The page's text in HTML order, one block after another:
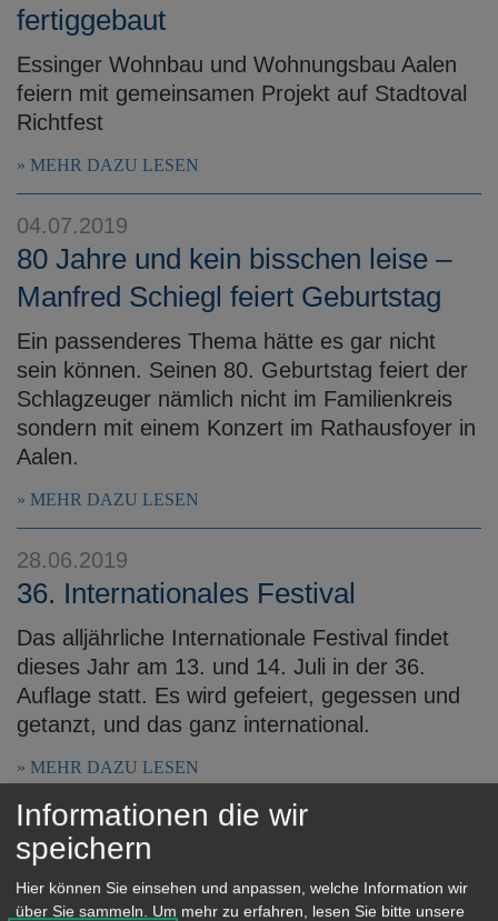
fertiggebaut
Essinger Wohnbau und Wohnungsbau Aalen
feiern mit gemeinsamen Projekt auf Stadtoval
Richtfest
MEHR DAZU LESEN
04.07.2019
80 Jahre und kein bisschen leise –
Manfred Schiegl feiert Geburtstag
Ein passenderes Thema hätte es gar nicht
sein können. Seinen 80. Geburtstag feiert der
Schlagzeuger nämlich nicht im Familienkreis
sondern mit einem Konzert im Rathausfoyer in
Aalen.
MEHR DAZU LESEN
28.06.2019
36. Internationales Festival
Das alljährliche Internationale Festival findet
dieses Jahr am 13. und 14. Juli in der 36.
Auflage statt. Es wird gefeiert, gegessen und
getanzt, und das ganz international.
MEHR DAZU LESEN
27.06.2019
50 weiße Rosen für Frieden und
Zukunft
Informationen die wir
speichern
Hier können Sie einsehen und anpassen, welche Information wir
über Sie sammeln.
Um mehr zu erfahren, lesen Sie bitte unsere